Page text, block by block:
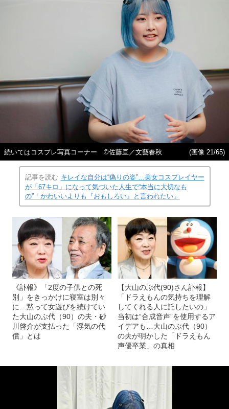
続いてはコスプレ写真コーナー ©佐藤亘／文藝春秋 (画像 21/65)
記事を読む キレイな自分は“偽りの姿”…美女コスプレイヤー
が「67キロ」になって気づいた人生で“本当に大切なも
の”「かわいいよりも『おもしろい』と言われたい」
《訃報》「2度の子供との死
別」をきっかけに寝室は別々
に…黙って女遊びを続けてい
た大山のぶ代（90）の夫・砂
川啓介が支払った「浮気の代
償」とは
【大山のぶ代(90)さん訃報】
「ドラえもんの気持ちを理解
してくれる人に託したいの」
当初は“合成音声”を使用するア
イデアも…大山のぶ代（90）
の夫が明かした「ドラえもん
声優卒業」の真相